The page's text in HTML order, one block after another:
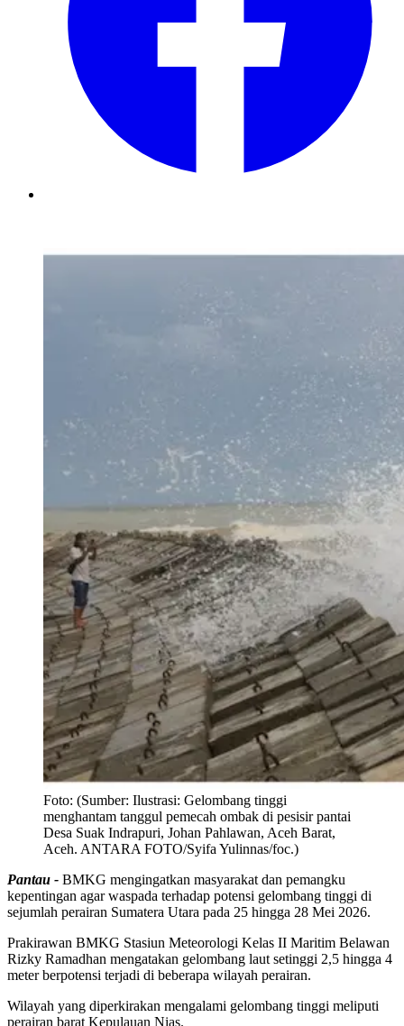
Foto: (Sumber: Ilustrasi: Gelombang tinggi
menghantam tanggul pemecah ombak di pesisir pantai
Desa Suak Indrapuri, Johan Pahlawan, Aceh Barat,
Aceh. ANTARA FOTO/Syifa Yulinnas/foc.)
Pantau - BMKG mengingatkan masyarakat dan pemangku
kepentingan agar waspada terhadap potensi gelombang tinggi di
sejumlah perairan Sumatera Utara pada 25 hingga 28 Mei 2026.
Prakirawan BMKG Stasiun Meteorologi Kelas II Maritim Belawan
Rizky Ramadhan mengatakan gelombang laut setinggi 2,5 hingga 4
meter berpotensi terjadi di beberapa wilayah perairan.
Wilayah yang diperkirakan mengalami gelombang tinggi meliputi
perairan barat Kepulauan Nias.